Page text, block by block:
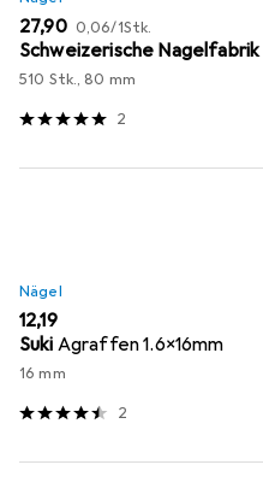
EUR
27,90 EUR
0,06/1Stk.
Schweizerische Nagelfabrik
510 Stk., 80 mm
2
Nägel
EUR
12,19
Suki Agraffen 1.6x16mm
16 mm
2